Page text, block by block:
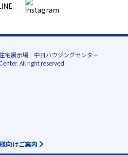
宅展示場 中日ハウジングセンター
All right reserved.
向けご案内